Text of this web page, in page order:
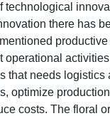
technological
there has
operational
that needs logistics
optimize
costs. The floral